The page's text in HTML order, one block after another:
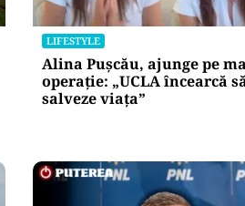
LIFESTYLE
Alina Pușcău, ajunge pe
operație: „UCLA încearcă
salveze viața”